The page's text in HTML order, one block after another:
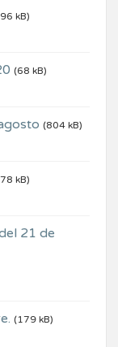
kB)
(68 kB)
(804 kB)
kB)
21 de
(179 kB)